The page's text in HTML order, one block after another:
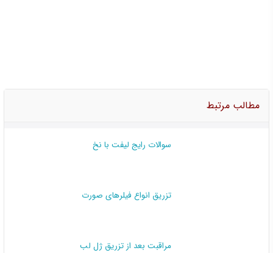
مطالب مرتبط
سوالات رایج لیفت با نخ
تزریق انواع فیلرهای صورت
مراقبت بعد از تزریق ژل لب